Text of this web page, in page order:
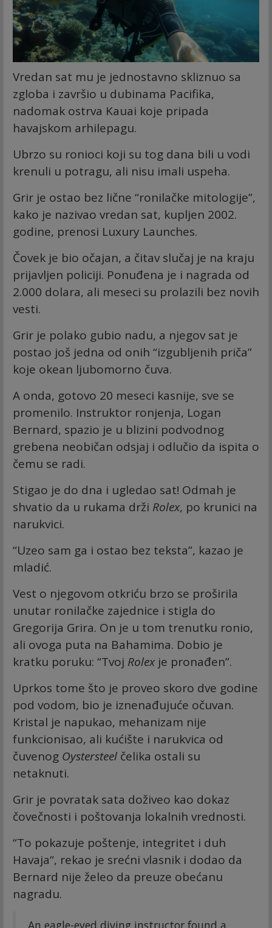
Vredan sat mu je jednostavno skliznuo sa
zgloba i završio u dubinama Pacifika,
nadomak ostrva Kauai koje pripada
havajskom arhilepagu.
Ubrzo su ronioci koji su tog dana bili u vodi
krenuli u potragu, ali nisu imali uspeha.
Grir je ostao bez lične “ronilačke mitologije”,
kako je nazivao vredan sat, kupljen 2002.
godine, prenosi Luxury Launches.
Čovek je bio očajan, a čitav slučaj je na kraju
prijavljen policiji. Ponuđena je i nagrada od
2.000 dolara, ali meseci su prolazili bez novih
vesti.
Grir je polako gubio nadu, a njegov sat je
postao još jedna od onih “izgubljenih priča”
koje okean ljubomorno čuva.
A onda, gotovo 20 meseci kasnije, sve se
promenilo. Instruktor ronjenja, Logan
Bernard, spazio je u blizini podvodnog
grebena neobičan odsjaj i odlučio da ispita o
čemu se radi.
Stigao je do dna i ugledao sat! Odmah je
shvatio da u rukama drži Rolex, po krunici na
narukvici.
“Uzeo sam ga i ostao bez teksta”, kazao je
mladić.
Vest o njegovom otkriću brzo se proširila
unutar ronilačke zajednice i stigla do
Gregorija Grira. On je u tom trenutku ronio,
ali ovoga puta na Bahamima. Dobio je
kratku poruku: “Tvoj Rolex je pronađen”.
Uprkos tome što je proveo skoro dve godine
pod vodom, bio je iznenađujuće očuvan.
Kristal je napukao, mehanizam nije
funkcionisao, ali kućište i narukvica od
čuvenog Oystersteel čelika ostali su
netaknuti.
Grir je povratak sata doživeo kao dokaz
čovečnosti i poštovanja lokalnih vrednosti.
“To pokazuje poštenje, integritet i duh
Havaja“, rekao je srećni vlasnik i dodao da
Bernard nije želeo da preuze obećanu
nagradu.